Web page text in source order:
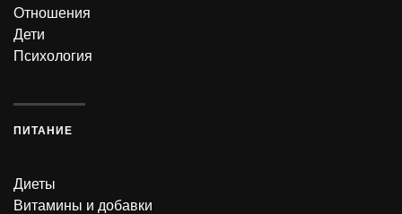
Отношения
Дети
Психология
ПИТАНИЕ
Диеты
Витамины и добавки